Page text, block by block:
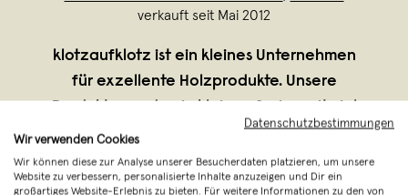
verkauft seit Mai 2012
klotzaufklotz ist ein kleines Unternehmen
für exzellente Holzprodukte. Unsere
Können und Leidenschaft von Mathias in
Eichstätt hergestellt. Natürlich setzen wir
dabei die ein oder andere Maschine e...
Datenschutzbestimmungen
Wir verwenden Cookies
Wir können diese zur Analyse unserer Besucherdaten platzieren, um unsere
Website zu verbessern, personalisierte Inhalte anzuzeigen und Dir ein
großartiges Website-Erlebnis zu bieten. Für weitere Informationen zu den von